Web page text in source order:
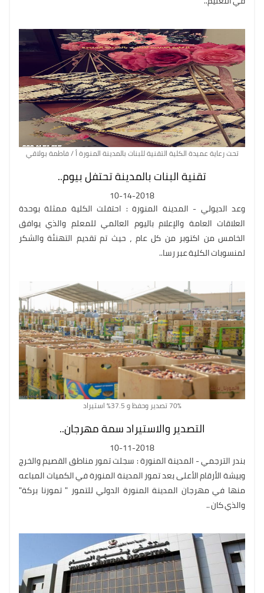
تحت رعاية عميدة الكلية التقنية للبنات بالمدينة المنورة أ / فاطمة بولاقي
تقنية البنات بالمدينة تحتفل بيوم..
10-14-2018
وعد الديولي - المدينة المنورة : احتفلت الكلية ممثلة بوحدة
العلاقات العامة والإعلام باليوم العالمي للمعلم والذي يوافق
الخامس من اكتوبر من كل عام ، حيث تم تقديم التهنئة والشكر
لمنسوبات الكلية عبر رسا..
70% تصدير وحفظ و 37.5% استيراد
التصدير والاستيراد سمة مهرجان..
10-11-2018
بندر الترجمي - المدينة المنورة : سجلت تمور مناطق القصيم والخرج
وبيشة الأرقام الأعلى بعد تمور المدينة المنورة في الكميات المباعه
منها في مهرجان المدينة المنورة الدولي للتمور " تمورنا بركة"
والذي كان ..